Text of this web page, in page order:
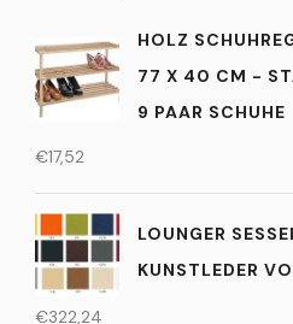
HOLZ
77 X 40 CM -
9 PAAR SCHUHE
€17,52
LOUNGER
KUNSTLEDER
€322,24